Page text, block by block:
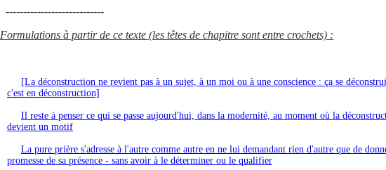
----------------------------
Formulations à partir de ce texte (les têtes de chapitre sont entre crochets) :
[La déconstruction ne revient pas à un sujet, à un moi ou à une conscience : ça se
c'est en déconstruction]
Il reste à penser ce qui se passe aujourd'hui, dans la modernité, au moment où la
devient un motif
La pure prière s'adresse à l'autre comme autre en ne lui demandant rien d'autre que de
promesse de sa présence - sans avoir à le déterminer ou le qualifier